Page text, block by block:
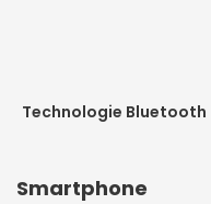
Technologie Bluetooth
Smartphone